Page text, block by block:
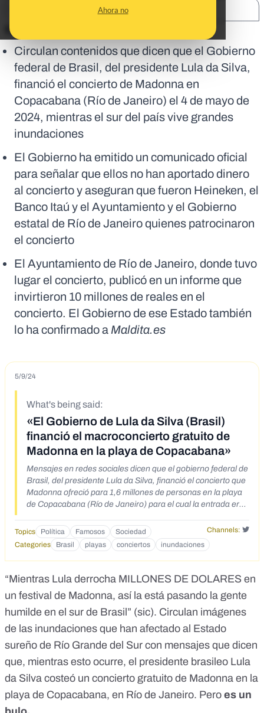
Ahora no
En corto:
Circulan contenidos que dicen que el Gobierno
federal de Brasil, del presidente Lula da Silva,
financió el concierto de Madonna en
Copacabana (Río de Janeiro) el 4 de mayo de
2024, mientras el sur del país vive grandes
inundaciones
El Gobierno ha emitido un comunicado oficial
para señalar que ellos no han aportado dinero
al concierto y aseguran que fueron Heineken, el
Banco Itaú y el Ayuntamiento y el Gobierno
estatal de Río de Janeiro quienes patrocinaron
el concierto
El Ayuntamiento de Río de Janeiro, donde tuvo
lugar el concierto, publicó en un informe que
invirtieron 10 millones de reales en el
concierto. El Gobierno de ese Estado también
lo ha confirmado a Maldita.es
5/9/24
What's being said:
«El Gobierno de Lula da Silva (Brasil)
financió el macroconcierto gratuito de
Madonna en la playa de Copacabana»
Mensajes en redes sociales dicen que el gobierno federal de
Brasil, del presidente Lula da Silva, financió el concierto que
Madonna ofreció para 1,6 millones de personas en la playa
de Copacabana (Río de Janeiro) para el cual la entrada era
Topics Política Famosos Sociedad
Channels:
Categories
Brasil playas conciertos inundaciones
“Mientras Lula derrocha MILLONES DE DOLARES en
un festival de Madonna, así la está pasando la gente
humilde en el sur de Brasil” (sic). Circulan imágenes
de las inundaciones que han afectado al Estado
sureño de Río Grande del Sur con mensajes que dicen
que, mientras esto ocurre, el presidente brasileo Lula
da Silva costeó un concierto gratuito de Madonna en la
playa de Copacabana, en Río de Janeiro. Pero es un